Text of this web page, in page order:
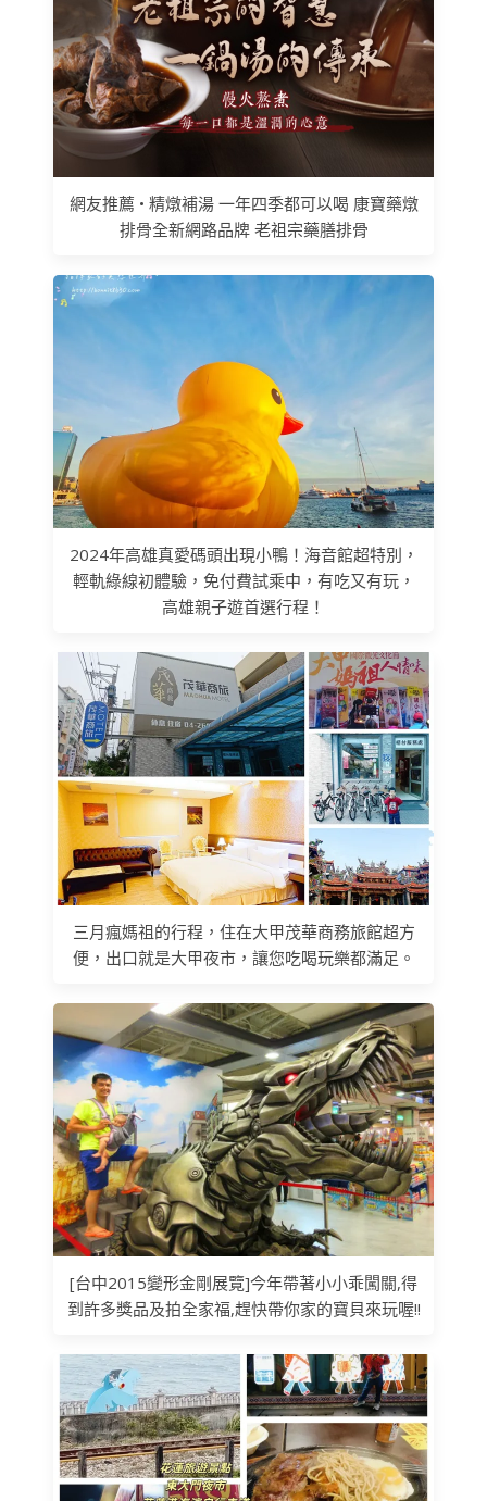
網友推薦 • 精燉補湯 一年四季都可以喝 康寶藥燉
排骨全新網路品牌 老祖宗藥膳排骨
2024年高雄真愛碼頭出現小鴨！海音館超特別，
輕軌綠線初體驗，免付費試乘中，有吃又有玩，
高雄親子遊首選行程！
三月瘋媽祖的行程，住在大甲茂華商務旅館超方
便，出口就是大甲夜市，讓您吃喝玩樂都滿足。
[台中2015變形金剛展覽]今年帶著小小乖闖關,得
到許多獎品及拍全家福,趕快帶你家的寶貝來玩喔!!